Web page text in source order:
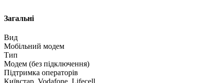
Загальні
Вид
Мобільний модем
Тип
Модем (без підключення)
Підтримка операторів